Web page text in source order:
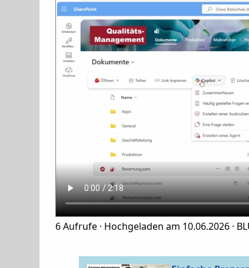
6Aufrufe · Hochgeladen am 10.06.2026 ·